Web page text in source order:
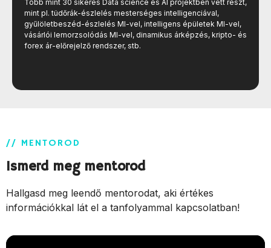
Több mint 30 sikeres Data science és AI projektben vett részt,
mint pl. tüdőrák-észlelés mesterséges intelligenciával,
gyűlöletbeszéd-észlelés MI-vel, intelligens épületek MI-vel,
vásárlói lemorzsolódás MI-vel, dinamikus árképzés, kripto- és
forex ár-előrejelző rendszer, stb.
// MENTOROD
Ismerd meg mentorod
Hallgasd meg leendő mentorodat, aki értékes
információkkal lát el a tanfolyammal kapcsolatban!